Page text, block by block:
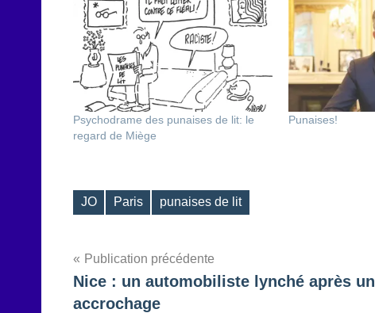
Psychodrame des punaises de lit: le
regard de Miège
Punaises!
Étiquettes
JO Paris punaises de lit
Navigation
de
Publication précédente
Nice : un automobiliste lynché après un
accrochage